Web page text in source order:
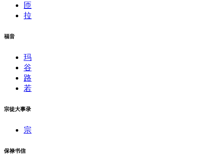
匝
拉
福音
玛
谷
路
若
宗徒大事录
宗
保禄书信